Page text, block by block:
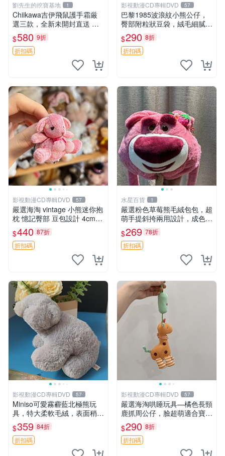
劉先生的挖寶基地 1
Chiikawa吉伊飛鼠護手霜厳
選三款，全新未開封直送 飛
鼠 護手霜 吉伊三款 新貨
$580 9折
折扣碼
影視動漫CD專輯DVD 57
巴黎1985波浪紋小熊公仔，
臀部附粒狀豆袋，絨毛細膩臉
部可愛，中古嚴選推薦 小熊
公仔 豆袋
$290 8折
折扣碼
影視動漫CD專輯DVD 57
嚴選海淘 vintage 小熊迷你抱
枕 憶記臀部 豆包設計 4cm
高 推薦收藏 迷你豆包小熊、
高臀部、豆袋抱枕
$440 87折
折扣碼
水星百貨 1
嚴選粉色草莓熊毛絨包包，超
萌手提斜挎兩用設計，成色上
佳容量大 粉紅草莓 毛絨包 超
大容量
$269 78折
折扣碼
影視動漫CD專輯DVD 57
Miniso可愛霧霾藍北極熊玩
具，特大柔軟毛絨，表面稍有
使用痕跡，適合居家擺放 23
CM 毛絨玩具 北極熊 魯班熊
$359 84折
折扣碼
影視動漫CD專輯DVD 57
嚴選海淘哄睡玩具—橘色長頸
鹿抓周公仔，臉超萌適合寶寶
陪伴，中古略有使用痕跡 橘
色 長頸鹿 抓周
$290 8折
折扣碼